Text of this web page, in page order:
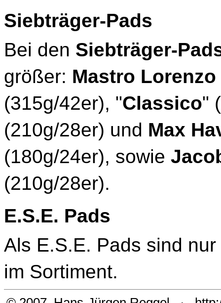
Siebträger-Pads
Bei den Siebträger-
größer: Mastro Lorenzo
(315g/42er), "Classico"
(210g/28er) und Max
(180g/24er), sowie
(210g/28er).
E.S.E. Pads
Als E.S.E. Pads sind
im Sortiment.